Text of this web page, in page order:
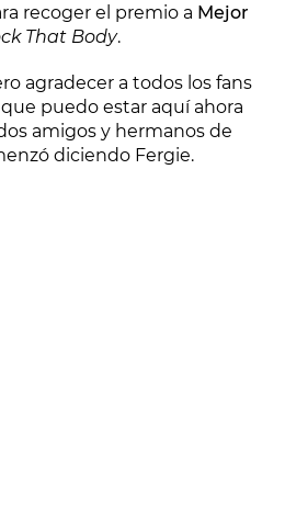
recoger el premio a Mejor
That Body.
agradecer a todos los fans
puedo estar aquí ahora
amigos y hermanos de
diciendo Fergie.